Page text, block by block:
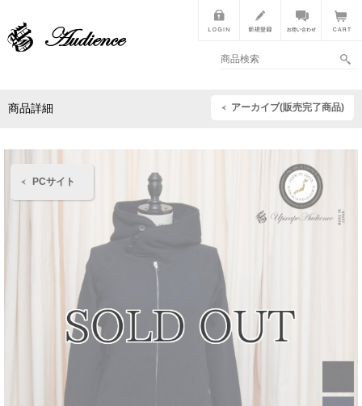
PCサイト
商品詳細 アーカイブ(販売完了商品)